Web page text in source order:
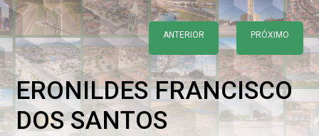
ANTERIOR PRÓXIMO
ERONILDES FRANCISCO
DOS SANTOS